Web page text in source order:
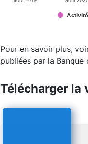
Pour en savoir plus,
publiées par la Banque
Télécharger la